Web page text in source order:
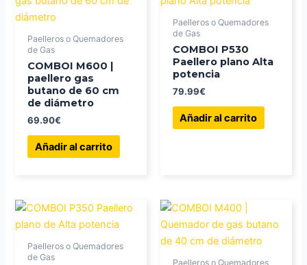
Paelleros o Quemadores
de Gas
COMBOI M600 |
paellero gas
butano de 60 cm
de diámetro
69.90€
Añadir al carrito
Paelleros o Quemadores
de Gas
COMBOI P530
Paellero plano Alta
potencia
79.99€
Añadir al carrito
Paelleros o Quemadores
de Gas
Paelleros o Quemadores